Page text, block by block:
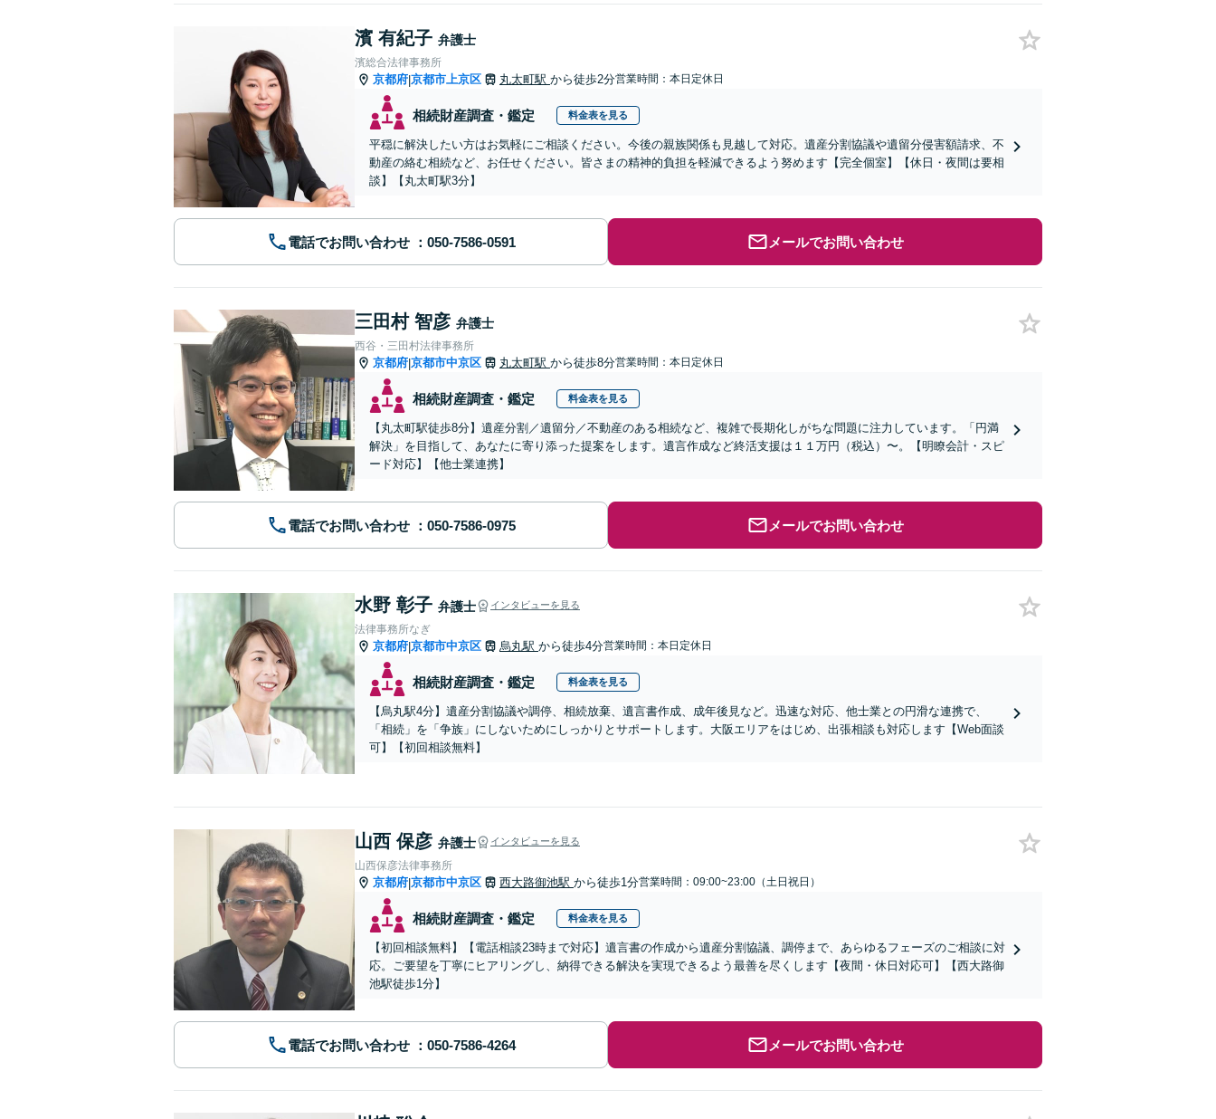
濱 有紀子 弁護士
濱総合法律事務所
京都府|京都市上京区 丸太町駅 から徒歩2分営業時間：本日定休日
相続財産調査・鑑定 料金表を見る
平穏に解決したい方はお気軽にご相談ください。今後の親族関係も見越して対応。遺産分割協議や遺留分侵害額請求、不
動産の絡む相続など、お任せください。皆さまの精神的負担を軽減できるよう努めます【完全個室】【休日・夜間は要相
談】【丸太町駅3分】
電話でお問い合わせ メールでお問い合わせ
三田村 智彦 弁護士
西谷・三田村法律事務所
京都府|京都市中京区 丸太町駅 から徒歩8分営業時間：本日定休日
相続財産調査・鑑定 料金表を見る
【丸太町駅徒歩8分】遺産分割／遺留分／不動産のある相続など、複雑で長期化しがちな問題に注力しています。「円満
解決」を目指して、あなたに寄り添った提案をします。遺言作成など終活支援は１１万円（税込）〜。【明瞭会計・スピ
ード対応】【他士業連携】
電話でお問い合わせ メールでお問い合わせ
水野 彰子 弁護士 インタビューを見る
法律事務所なぎ
京都府|京都市中京区 烏丸駅 から徒歩4分営業時間：本日定休日
相続財産調査・鑑定 料金表を見る
【烏丸駅4分】遺産分割協議や調停、相続放棄、遺言書作成、成年後見など。迅速な対応、他士業との円滑な連携で、
「相続」を「争族」にしないためにしっかりとサポートします。大阪エリアをはじめ、出張相談も対応します【Web面談
可】【初回相談無料】
山西 保彦 弁護士 インタビューを見る
山西保彦法律事務所
京都府|京都市中京区 西大路御池駅 から徒歩1分営業時間：09:00~23:00（土日祝日）
相続財産調査・鑑定 料金表を見る
【初回相談無料】【電話相談23時まで対応】遺言書の作成から遺産分割協議、調停まで、あらゆるフェーズのご相談に対
応。ご要望を丁寧にヒアリングし、納得できる解決を実現できるよう最善を尽くします【夜間・休日対応可】【西大路御
池駅徒歩1分】
電話でお問い合わせ メールでお問い合わせ